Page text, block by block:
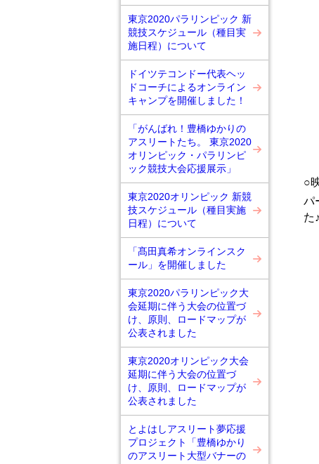
東京2020パラリンピック 新
競技スケジュール（種目実
施日程）について
ドイツテコンドー代表ヘッ
ドコーチによるオンライン
キャンプを開催しました！
「がんばれ！豊橋ゆかりの
アスリートたち。 東京2020
オリンピック・パラリンピ
ック競技大会応援展示」
東京2020オリンピック 新競
技スケジュール（種目実施
日程）について
「髙田真希オンラインスク
ール」を開催しました
東京2020パラリンピック大
会延期に伴う大会の位置づ
け、原則、ロードマップが
公表されました
東京2020オリンピック大会
延期に伴う大会の位置づ
け、原則、ロードマップが
公表されました
とよはしアスリート夢応援
プロジェクト「豊橋ゆかり
のアスリート大型バナーの
○
パ
た♪